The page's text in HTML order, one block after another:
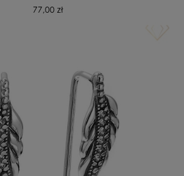
77,00 zł